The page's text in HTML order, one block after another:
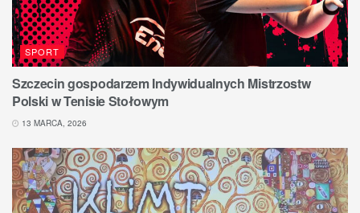
SPORT
Szczecin gospodarzem Indywidualnych Mistrzostw
Polski w Tenisie Stołowym
13 MARCA, 2026